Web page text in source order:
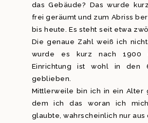
das Gebäude? Das wurde
frei geräumt und zum Abriss
bis heute. Es steht seit etwa
Die genaue Zahl weiß ich
wurde es kurz nach 1900
Einrichtung ist wohl in den
geblieben.
Mittlerweile bin ich in ein Alter
dem ich das woran ich
glaubte, wahrscheinlich nur aus